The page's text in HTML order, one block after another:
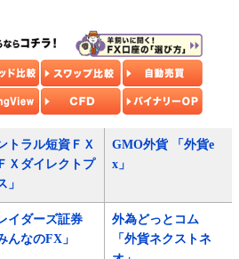
トラル短資ＦＸ
Ｘダイレクトプ
」
GMO外貨 「外貨e
x」
イダーズ証券
んなのFX」
外為どっとコム
「外貨ネクストネ